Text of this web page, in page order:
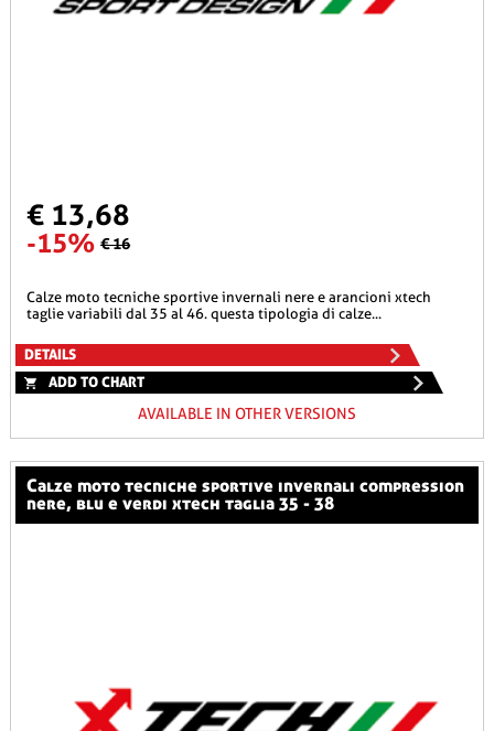
€ 13,68
-15% € 16
calze moto tecniche sportive invernali nere e arancioni xtech
taglie variabili dal 35 al 46. questa tipologia di calze...
DETAILS
ADD TO CHART
AVAILABLE IN OTHER VERSIONS
calze moto tecniche sportive invernali compression
nere, blu e verdi xtech taglia 35 - 38